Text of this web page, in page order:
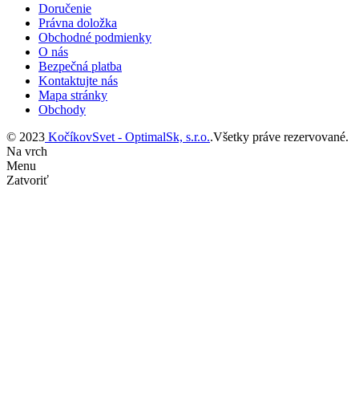
Doručenie
Právna doložka
Obchodné podmienky
O nás
Bezpečná platba
Kontaktujte nás
Mapa stránky
Obchody
© 2023 KočíkovSvet - OptimalSk, s.r.o..Všetky práve rezervované.
Na vrch
Menu
Zatvoriť